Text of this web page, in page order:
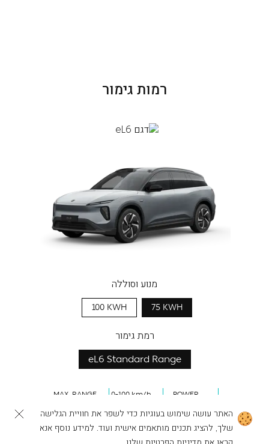
רמות גימור
מנוע וסוללה
75 KWH
100 KWH
רמת גימור
eL6 Standard Range
POWER
489HP
0-100 km/h
4.5 s
MAX. RANGE
406km
לפעולות נוספות
האתר עושה שימוש בעוגיות כדי לשפר את חוויית הגלישה
שלך, להציג תכנים מותאמים אישית ועוד. למידע נוסף אנא